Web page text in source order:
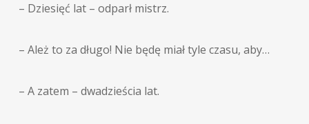
– Dziesięć lat – odparł mistrz.
– Ależ to za długo! Nie będę miał tyle czasu, aby…
– A zatem – dwadzieścia lat.